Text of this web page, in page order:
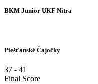
BKM Junior UKF Nitra
Piešťanské Čajočky
37 - 41
Final Score